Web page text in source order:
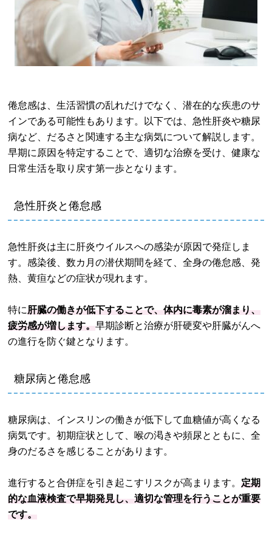
倦怠感は、生活習慣の乱れだけでなく、潜在的な疾患のサ
インである可能性もあります。以下では、急性肝炎や糖尿
病など、だるさと関連する主な病気について解説します。
早期に原因を特定することで、適切な治療を受け、健康な
日常生活を取り戻す第一歩となります。
急性肝炎と倦怠感
急性肝炎は主に肝炎ウイルスへの感染が原因で発症しま
す。感染後、数カ月の潜伏期間を経て、全身の倦怠感、発
熱、黄疸などの症状が現れます。
特に肝臓の働きが低下することで、体内に毒素が溜まり、
疲労感が増します。早期診断と治療が肝硬変や肝臓がんへ
の進行を防ぐ鍵となります。
糖尿病と倦怠感
糖尿病は、インスリンの働きが低下して血糖値が高くなる
病気です。初期症状として、喉の渇きや頻尿とともに、全
身のだるさを感じることがあります。
進行すると合併症を引き起こすリスクが高まります。 定期
的な血液検査で早期発見し、適切な管理を行うことが重要
です。